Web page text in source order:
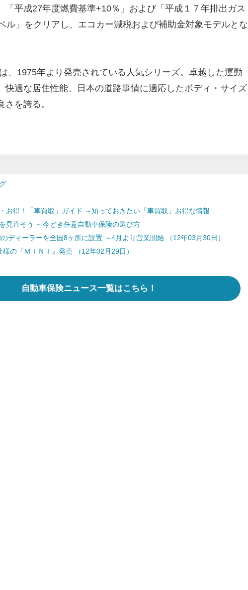
「平成27年度燃費基準+10％」および「平成１７年排出ガス
ル」をクリアし、エコカー減税および補助金対象モデルとな
、1975年より発売されている人気シリーズ。卓越した運動
快適な居住性能、日本の道路事情に適応したボディ・サイズ
を誇る。
お得！「車買取」ガイド ～知っておきたい「車買取」お得な情報
見直そう ～今どき任意自動車保険の選び方
ディーラーを全国8ヶ所に設置 ～4月より営業開始 （12年03月30日）
の『ＭＩＮＩ』発売 （12年02月29日）
自動車保険ニュース一覧はこちら！